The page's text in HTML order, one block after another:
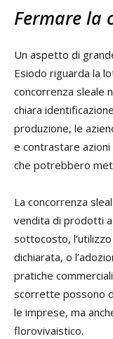
Fermare la
Un aspetto di
Esiodo riguarda la
concorrenza sleale
chiara
produzione, le
e contrastare
che potrebbero
La concorrenza
vendita di prodotti
sottocosto,
dichiarata, o
pratiche
scorrette possono
le imprese, ma
florovivaistico.